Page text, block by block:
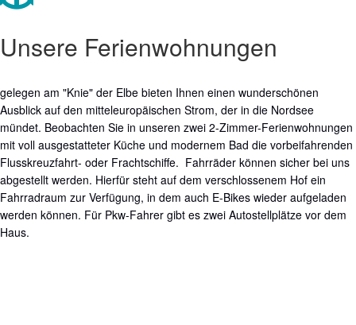
Unsere Ferienwohnungen
gelegen am "Knie" der Elbe bieten Ihnen einen wunderschönen
Ausblick auf den mitteleuropäischen Strom, der in die Nordsee
mündet. Beobachten Sie in unseren zwei 2-Zimmer-Ferienwohnungen
mit voll ausgestatteter Küche und modernem Bad die vorbeifahrenden
Flusskreuzfahrt- oder Frachtschiffe. Fahrräder können sicher bei uns
abgestellt werden. Hierfür steht auf dem verschlossenem Hof ein
Fahrradraum zur Verfügung, in dem auch E-Bikes wieder aufgeladen
werden können. Für Pkw-Fahrer gibt es zwei Autostellplätze vor dem
Haus.